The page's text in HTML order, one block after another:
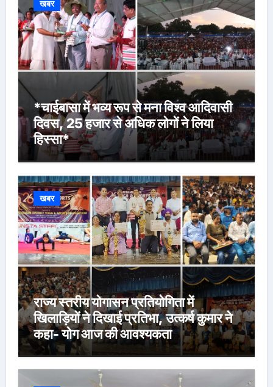
खबर
*चाईबासा में भव्य रूप से मना विश्व आदिवासी
दिवस, 25 हजार से अधिक लोगों ने लिया
हिस्सा*
खबर
राज्य स्तरीय योगासन प्रतियोगिता में
खिलाड़ियों ने दिखाई प्रतिभा, उत्कर्ष कुमार ने
कहा- योग आज की आवश्यकता